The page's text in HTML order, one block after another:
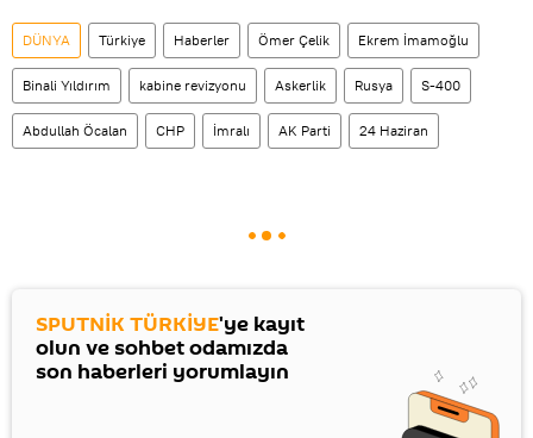
DÜNYA Türkiye Haberler Ömer Çelik Ekrem İmamoğlu
Binali Yıldırım kabine revizyonu Askerlik Rusya S-400
Abdullah Öcalan CHP İmralı AK Parti 24 Haziran
SPUTNİK TÜRKİYE'ye kayıt
olun ve sohbet odamızda
son haberleri yorumlayın